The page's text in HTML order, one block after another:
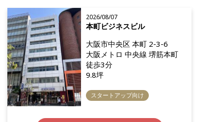
2026/08/07
本町ビジネスビル
大阪市中央区 本町 2-3-6
大阪メトロ 中央線 堺筋本町
徒歩3分
9.8坪
スタートアップ向け